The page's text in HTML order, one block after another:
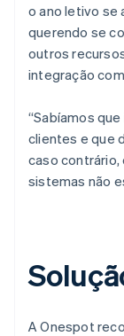
o ano letivo se
querendo se
outros
integração
“Sabíamos
clientes e que
caso
sistemas não
A Onespot